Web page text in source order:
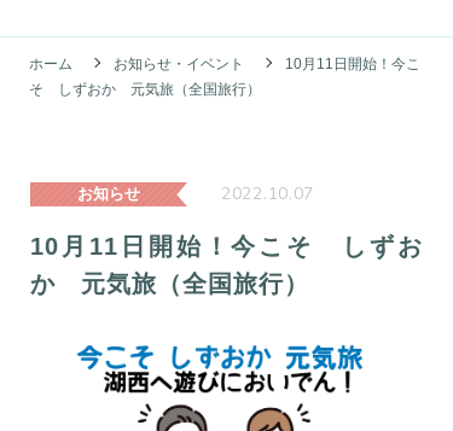
ホーム お知らせ・イベント
10月11日開始！今こ
そ しずおか 元気旅（全国旅行）
お知らせ 2022.10.07
10月11日開始！今こそ しずお
か 元気旅（全国旅行）